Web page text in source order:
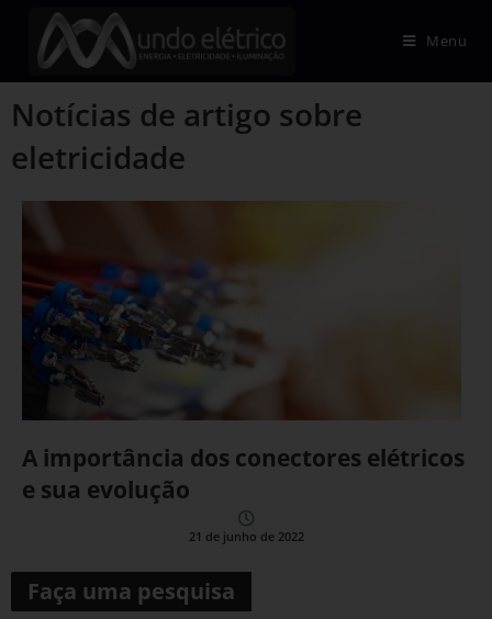
Menu
Notícias de artigo sobre
eletricidade
A importância dos conectores elétricos
e sua evolução
21 de junho de 2022
Faça uma pesquisa